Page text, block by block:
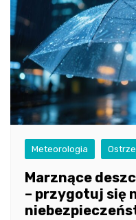
Meteorologia
Marznące
– przygotuj się